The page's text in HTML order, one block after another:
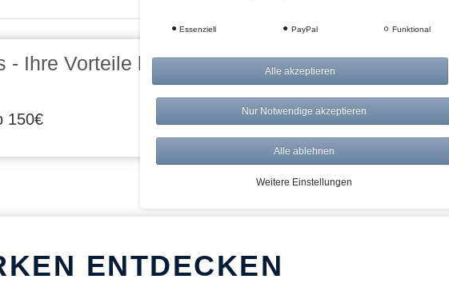
- Ihre Vorteile bei AWWM:
150€
Risikolos: 14 Tage Rückgabe
Über 20.000 Artikel
ENTDECKEN
Essenziell PayPal Funktional
Alle akzeptieren
Nur Notwendige akzeptieren
Alle ablehnen
Weitere Einstellungen